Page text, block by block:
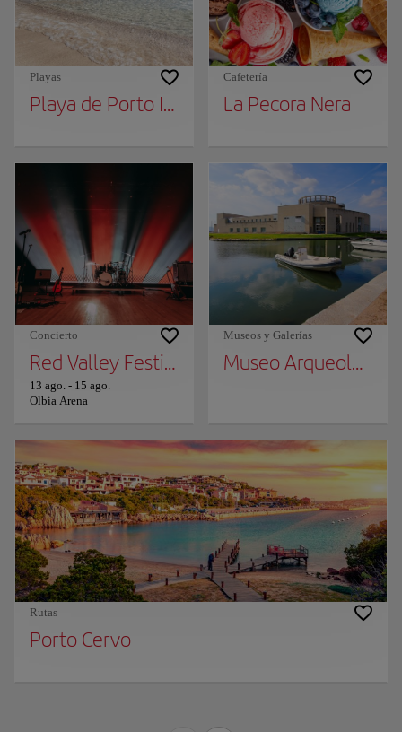
Playas
Playa de Porto Istana
Cafetería
La Pecora Nera
Concierto
Red Valley Festival
13 ago. - 15 ago.
Olbia Arena
Museos y Galerías
Museo
Rutas
Porto Cervo